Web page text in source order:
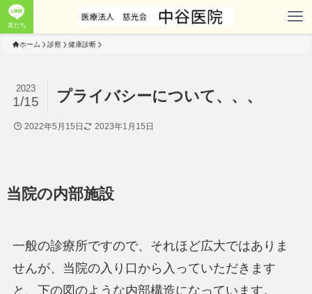
友だち
ホーム 診察 健康診断
プライバシーについて、、、
2023
1/15
2022年5月15日 2023年1月15日
当院の内部施設
一般の診療所ですので、それほど広大ではありま
せんが、当院の入り口から入っていただきます
と、下の図のような内部構造になっています。